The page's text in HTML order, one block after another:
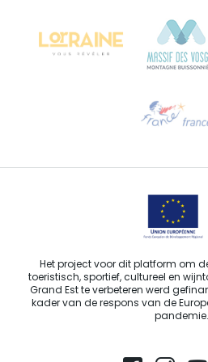
Stuur ons een
Het project voor dit platform om
toeristisch, sportief, cultureel en
Grand Est te verbeteren werd
kader van de respons van de
pandemie.